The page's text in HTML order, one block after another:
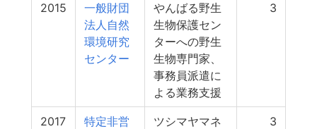
2015
一般財団
法人自然
環境研究
センター
やんばる野生
生物保護セン
ターへの野生
生物専門家、
事務員派遣に
よる業務支援
3
2017
特定非営
ツシマヤマネ
3